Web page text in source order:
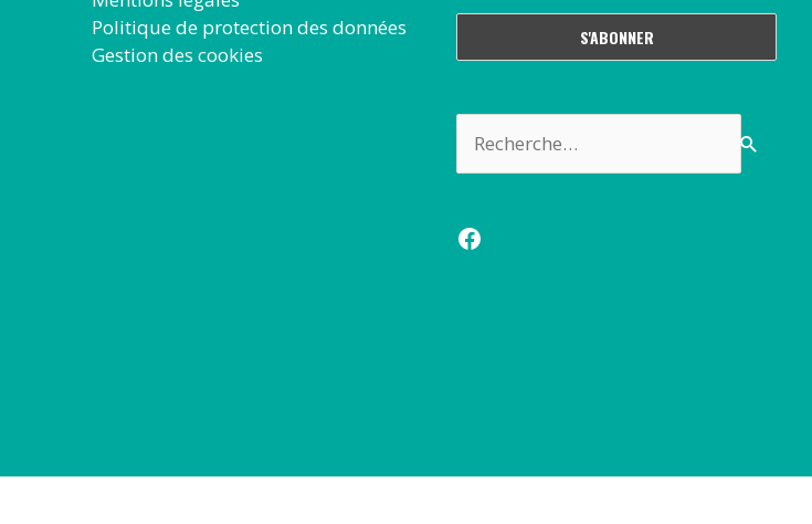
Politique de protection des données
Gestion des cookies
Facebook